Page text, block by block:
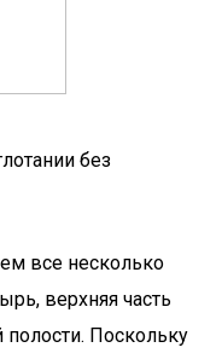
без
все несколько
верхняя часть
полости. Поскольку